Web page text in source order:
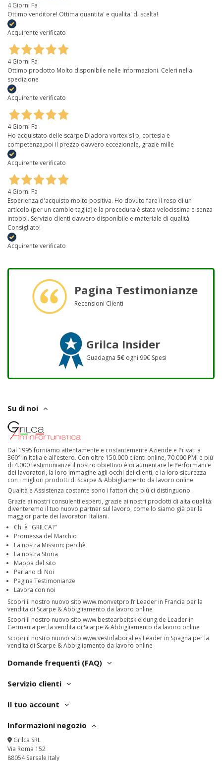
4 Giorni Fa
Ottimo venditore! Ottima quantita' e qualita' di scelta!
Acquirente verificato
4 Giorni Fa
Ottimo prodotto Molto disponibile nelle informazioni. Celeri nella
spedizione
Acquirente verificato
4 Giorni Fa
Ho acquistato delle scarpe Diadora vortex s1p, cortesia e
competenza,poi il prezzo davvero eccezionale, grazie mille
Acquirente verificato
4 Giorni Fa
Esperienza d'acquisto molto positiva. Ho dovuto fare il reso di un
articolo (per un cambio taglia) e la procedura è stata velocissima e senza
intoppi. Servizio clienti davvero disponibile e materiale di qualità.
Consigliato!
Acquirente verificato
Pagina Testimonianze
Recensioni Clienti
Grilca Insider
Guadagna 5€ ogni 99€ Spesi
Su di noi
Dal 1995 forniamo attentamente e costantemente Aziende e Privati a
360° in Italia e all'estero. Con oltre 150.000 clienti online, 70.000 PMI e più
di 4.000 testimonianze il nostro obiettivo è di aumentare le Performance
dei lavoratori, la loro immagine agli occhi dei clienti, e la loro sicurezza
con i migliori prodotti di Scarpe & Abbigliamento da lavoro online.
Qualità e Assistenza costante sono i fattori che più ci distinguono.
Grazie ai nostri consulenti esperti, grazie ai nostri prodotti di alta qualità:
diventeremo il tuo nuovo partner sul lavoro, come lo siamo già per la
maggior parte dei lavoratori Italiani.
Chi è "GRILCA?"
Promessa del Marchio
La nostra Mission: perchè
La nostra Storia
Mappa del sito
Parlano di Noi
Pagina Testimonianze
Lavora con noi
Scopri il nostro nuovo sito www.monvetpro.fr Leader in Francia per la
vendita di Scarpe & Abbigliamento da lavoro online
Scopri il nostro nuovo sito www.bestearbeitskleidung.de Leader in
Germania per la vendita di Scarpe & Abbigliamento da lavoro online
Scopri il nostro nuovo sito www.vestirlaboral.es Leader in Spagna per la
vendita di Scarpe & Abbigliamento da lavoro online
Domande frequenti (FAQ)
Servizio clienti
Il tuo account
Informazioni negozio
Grilca SRL
Via Roma 152
88054 Sersale Italy